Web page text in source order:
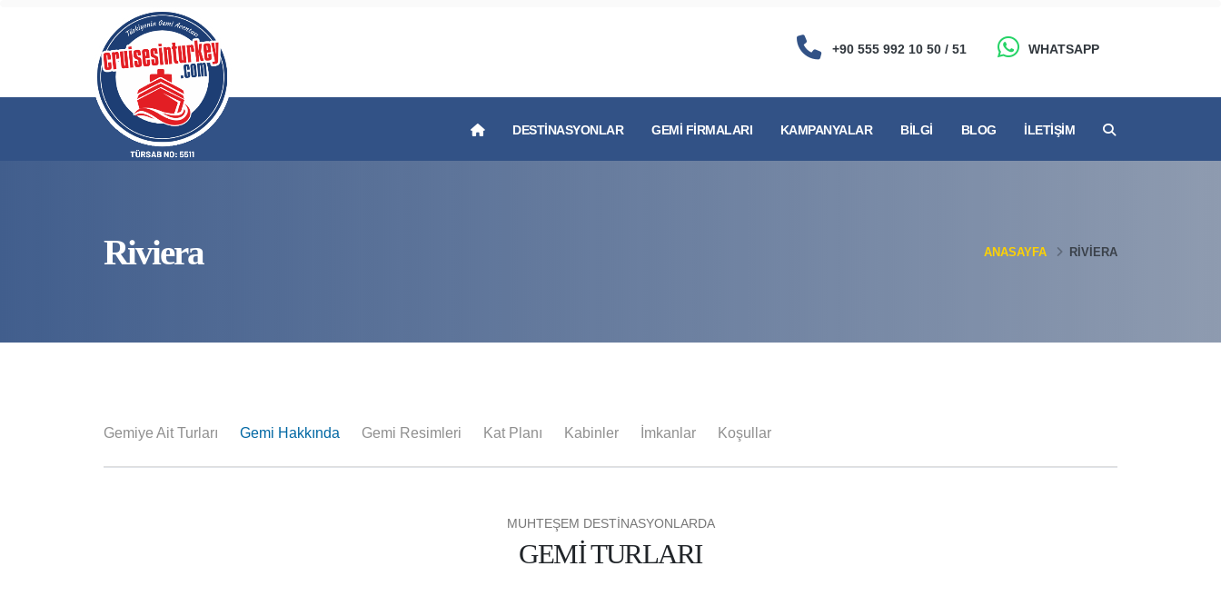
+90 555 992 10 50 / 51 WHATSAPP
DESTINASYONLAR GEMI FIRMALARI KAMPANYALAR BILGI BLOG İLETIŞIM
Riviera ANASAYFA RIVIERA
Gemiye Ait Turları Gemi Hakkında Gemi Resimleri Kat Planı Kabinler İmkanlar Koşullar
MUHTEŞEM DESTİNASYONLARDA
GEMİ TURLARI